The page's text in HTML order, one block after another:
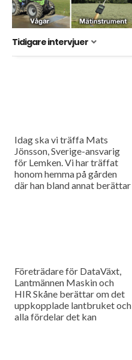
Tidigare intervjuer
Idag ska vi träffa Mats
Jönsson, Sverige-ansvarig
för Lemken. Vi har träffat
honom hemma på gården
där han bland annat berättar
Företrädare för DataVäxt,
Lantmännen Maskin och
HIR Skåne berättar om det
uppkopplade lantbruket och
alla fördelar det kan